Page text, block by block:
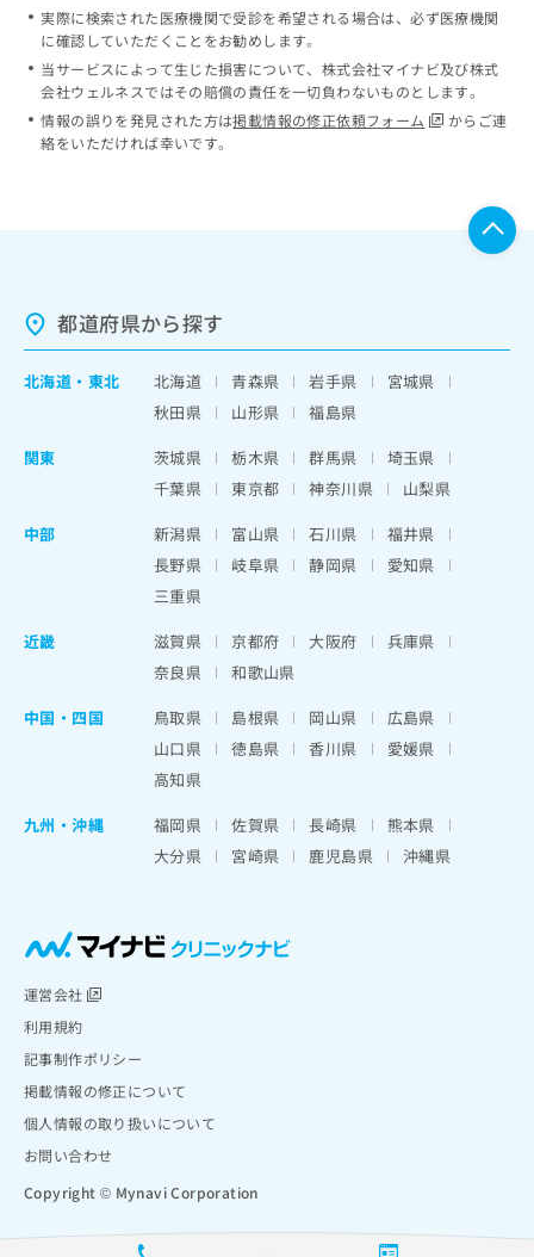
実際に検索された医療機関で受診を希望される場合は、必ず医療機関
に確認していただくことをお勧めします。
当サービスによって生じた損害について、株式会社マイナビ及び株式
会社ウェルネスではその賠償の責任を一切負わないものとします。
情報の誤りを発見された方は掲載情報の修正依頼フォーム
からご連
絡をいただければ幸いです。
都道府県から探す
北海道 ・ 東北 北海道 青森県 岩手県
宮城県
秋田県
山形県
福島県
関東
茨城県 栃木県 群馬県
埼玉県
千葉県
東京都 神奈川県
山梨県
中部
新潟県 富山県 石川県
福井県
長野県
岐阜県 静岡県
愛知県
三重県
近畿
滋賀県 京都府 大阪府
兵庫県
奈良県
和歌山県
中国・四国
鳥取県 島根県 岡山県
広島県
山口県
徳島県 香川県
愛媛県
高知県
九州・沖縄
福岡県 佐賀県 長崎県
熊本県
大分県
宮崎県 鹿児島県 沖縄県
運営会社
利用規約
記事制作ポリシー
掲載情報の修正について
個人情報の取り扱いについて
お問い合わせ
Copyright © Mynavi Corporation